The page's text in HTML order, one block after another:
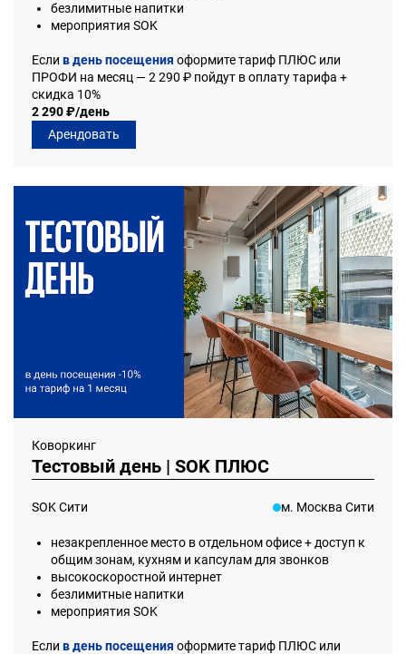
безлимитные напитки
мероприятия SOK
Если в день посещения оформите тариф ПЛЮС или
ПРОФИ на месяц — 2 290 ₽ пойдут в оплату тарифа +
скидка 10%
2 290 ₽/день
Арендовать
Коворкинг
Тестовый день | SOK ПЛЮС
SOK Сити м. Москва Сити
незакрепленное место в отдельном офисе + доступ к
общим зонам, кухням и капсулам для звонков
высокоскоростной интернет
безлимитные напитки
мероприятия SOK
Если в день посещения оформите тариф ПЛЮС или